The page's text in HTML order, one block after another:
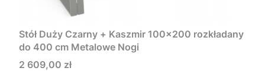
Stół Duży Czarny + Kaszmir 100x200 rozkładany
do 400 cm Metalowe Nogi
Cena
2 609,00 zł